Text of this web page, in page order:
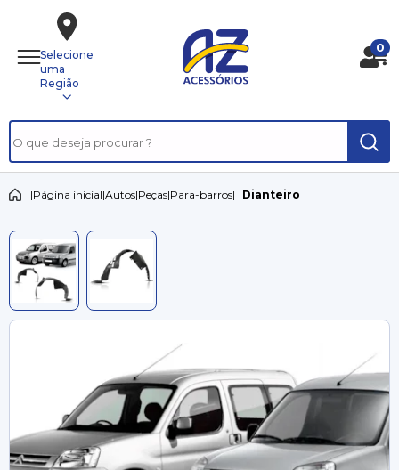
Selecione
uma
Região
0
|Página inicial|Autos|Peças|Para-barros| Dianteiro